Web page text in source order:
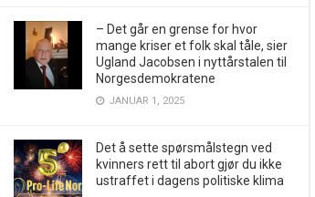
– Det går en grense for hvor
mange kriser et folk skal tåle, sier
Ugland Jacobsen i nyttårstalen til
Norgesdemokratene
JANUAR 1, 2025
Det å sette spørsmålstegn ved
kvinners rett til abort gjør du ikke
ustraffet i dagens politiske klima